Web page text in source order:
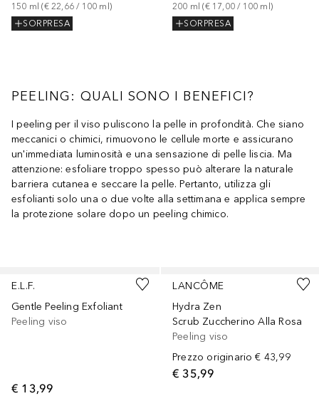
150 ml (€ 22,66 / 100 ml )
SORPRESA
200 ml (€ 17,00 / 100 ml )
SORPRESA
PEELING: QUALI SONO I BENEFICI?
I peeling per il viso puliscono la pelle in profondità. Che siano
meccanici o chimici, rimuovono le cellule morte e assicurano
un'immediata luminosità e una sensazione di pelle liscia. Ma
attenzione: esfoliare troppo spesso può alterare la naturale
barriera cutanea e seccare la pelle. Pertanto, utilizza gli
esfolianti solo una o due volte alla settimana e applica sempre
la protezione solare dopo un peeling chimico.
E.L.F.
Gentle Peeling Exfoliant
Peeling viso
€ 13,99
LANCÔME
Hydra Zen
Scrub Zuccherino Alla Rosa
Peeling viso
Prezzo originario € 43,99
€ 35,99